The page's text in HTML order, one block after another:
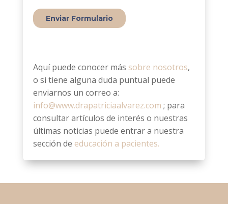
Aquí puede conocer más sobre nosotros,
o si tiene alguna duda puntual puede
enviarnos un correo a:
info@www.drapatriciaalvarez.com ; para
consultar artículos de interés o nuestras
últimas noticias puede entrar a nuestra
sección de educación a pacientes.